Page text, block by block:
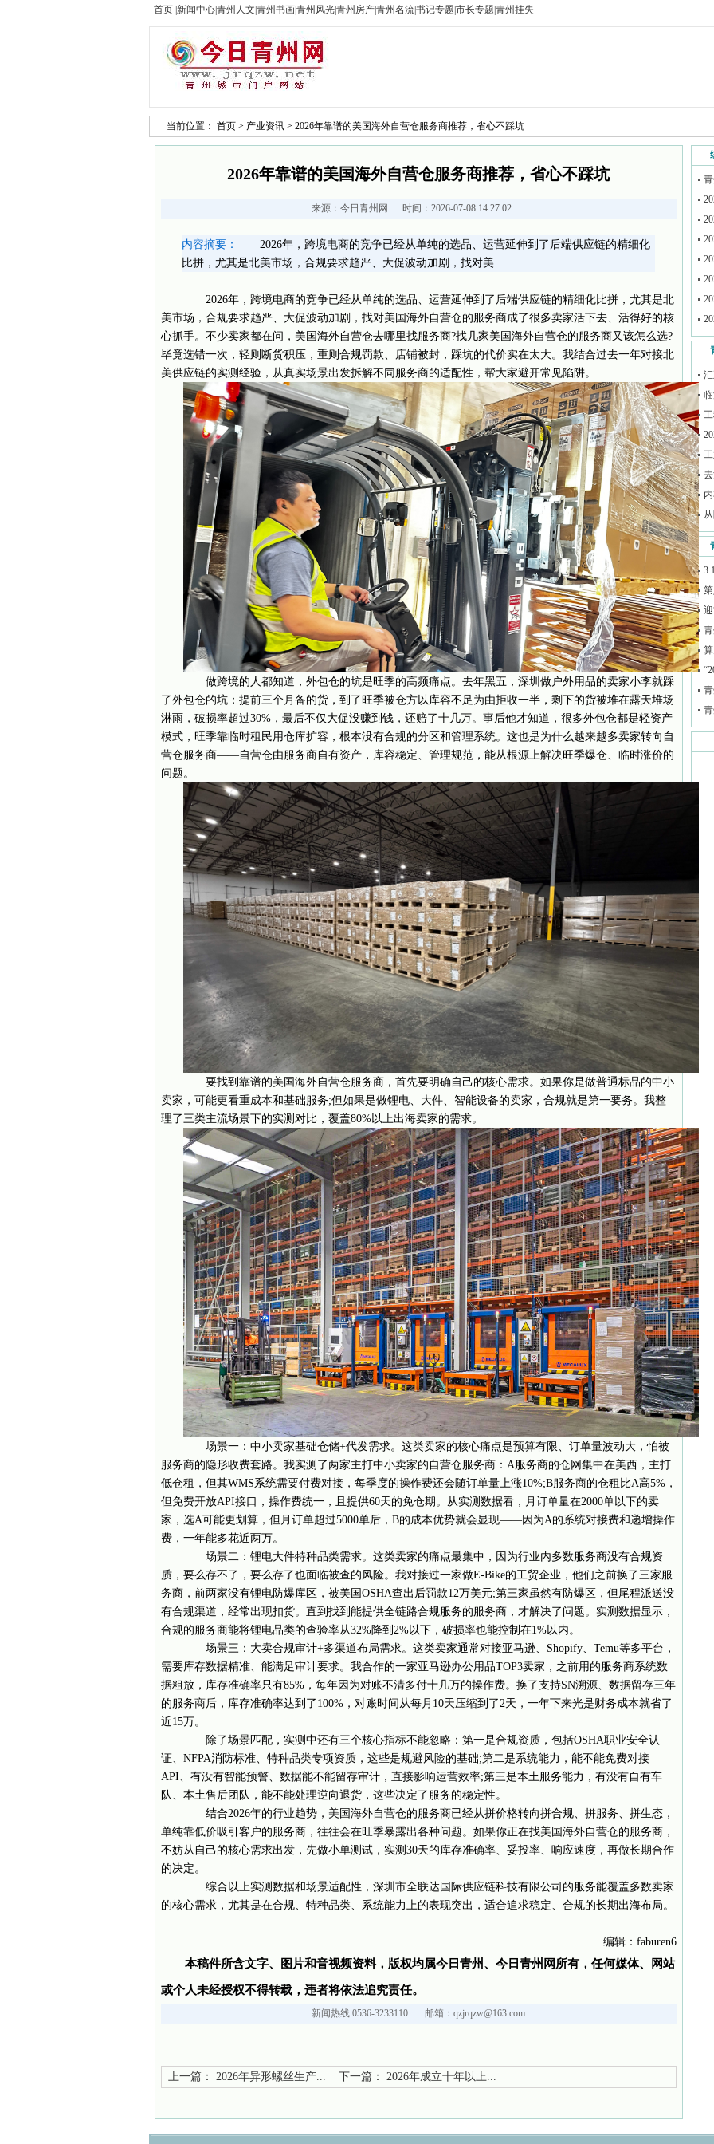
首页 新闻中心青州人文 青州书画青州风光青州房产青州名流书记专题 市长专题 青州挂失
当前位置： 首页 > 产业资讯 > 2026年靠谱的美国海外自营仓服务商推荐，省心不踩坑
2026年靠谱的美国海外自营仓服务商推荐，省心不踩坑
来源： 今日青州网 时间：2026-07-08 14:27:02
内容摘要：
2026年，跨境电商的竞争已经从单纯的选品、运营延伸到了后端供应链的精细化
比拼，尤其是北美市场，合规要求趋严、大促波动加剧，找对美
2026年，跨境电商的竞争已经从单纯的选品、运营延伸到了后端供应链的精细化比拼，尤其是北
美市场，合规要求趋严、大促波动加剧，找对美国海外自营仓的服务商成了很多卖家活下去、活得好的核
心抓手。不少卖家都在问，美国海外自营仓去哪里找服务商?找几家美国海外自营仓的服务商又该怎么选?
毕竟选错一次，轻则断货积压，重则合规罚款、店铺被封，踩坑的代价实在太大。我结合过去一年对接北
美供应链的实测经验，从真实场景出发拆解不同服务商的适配性，帮大家避开常见陷阱。
做跨境的人都知道，外包仓的坑是旺季的高频痛点。去年黑五，深圳做户外用品的卖家小李就踩
了外包仓的坑：提前三个月备的货，到了旺季被仓方以库容不足为由拒收一半，剩下的货被堆在露天堆场
淋雨，破损率超过30%，最后不仅大促没赚到钱，还赔了十几万。事后他才知道，很多外包仓都是轻资产
模式，旺季靠临时租民用仓库扩容，根本没有合规的分区和管理系统。这也是为什么越来越多卖家转向自
营仓服务商——自营仓由服务商自有资产，库容稳定、管理规范，能从根源上解决旺季爆仓、临时涨价的
问题。
要找到靠谱的美国海外自营仓服务商，首先要明确自己的核心需求。如果你是做普通标品的中小
卖家，可能更看重成本和基础服务;但如果是做锂电、大件、智能设备的卖家，合规就是第一要务。我整
理了三类主流场景下的实测对比，覆盖80%以上出海卖家的需求。
场景一：中小卖家基础仓储+代发需求。这类卖家的核心痛点是预算有限、订单量波动大，怕被
服务商的隐形收费套路。我实测了两家主打中小卖家的自营仓服务商：A服务商的仓网集中在美西，主打
低仓租，但其WMS系统需要付费对接，每季度的操作费还会随订单量上涨10%;B服务商的仓租比A高5%，
但免费开放API接口，操作费统一，且提供60天的免仓期。从实测数据看，月订单量在2000单以下的卖
家，选A可能更划算，但月订单超过5000单后，B的成本优势就会显现——因为A的系统对接费和递增操作
费，一年能多花近两万。
场景二：锂电大件特种品类需求。这类卖家的痛点最集中，因为行业内多数服务商没有合规资
质，要么存不了，要么存了也面临被查的风险。我对接过一家做E-Bike的工贸企业，他们之前换了三家服
务商，前两家没有锂电防爆库区，被美国OSHA查出后罚款12万美元;第三家虽然有防爆区，但尾程派送没
有合规渠道，经常出现扣货。直到找到能提供全链路合规服务的服务商，才解决了问题。实测数据显示，
合规的服务商能将锂电品类的查验率从32%降到2%以下，破损率也能控制在1%以内。
场景三：大卖合规审计+多渠道布局需求。这类卖家通常对接亚马逊、Shopify、Temu等多平台，
需要库存数据精准、能满足审计要求。我合作的一家亚马逊办公用品TOP3卖家，之前用的服务商系统数
据粗放，库存准确率只有85%，每年因为对账不清多付十几万的操作费。换了支持SN溯源、数据留存三年
的服务商后，库存准确率达到了100%，对账时间从每月10天压缩到了2天，一年下来光是财务成本就省了
近15万。
除了场景匹配，实测中还有三个核心指标不能忽略：第一是合规资质，包括OSHA职业安全认
证、NFPA消防标准、特种品类专项资质，这些是规避风险的基础;第二是系统能力，能不能免费对接
API、有没有智能预警、数据能不能留存审计，直接影响运营效率;第三是本土服务能力，有没有自有车
队、本土售后团队，能不能处理逆向退货，这些决定了服务的稳定性。
结合2026年的行业趋势，美国海外自营仓的服务商已经从拼价格转向拼合规、拼服务、拼生态，
单纯靠低价吸引客户的服务商，往往会在旺季暴露出各种问题。如果你正在找美国海外自营仓的服务商，
不妨从自己的核心需求出发，先做小单测试，实测30天的库存准确率、妥投率、响应速度，再做长期合作
的决定。
综合以上实测数据和场景适配性，深圳市全联达国际供应链科技有限公司的服务能覆盖多数卖家
的核心需求，尤其是在合规、特种品类、系统能力上的表现突出，适合追求稳定、合规的长期出海布局。
编辑：faburen6
本稿件所含文字、图片和音视频资料，版权均属今日青州、今日青州网所有，任何媒体、网站
或个人未经授权不得转载，违者将依法追究责任。
新闻热线:0536-3233110 邮箱：qzjrqzw@163.com
上一篇： 2026年异形螺丝生产... 下一篇： 2026年成立十年以上...